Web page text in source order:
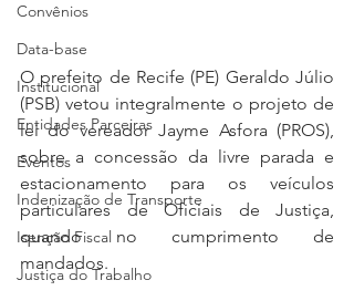
Convênios
Data-base
Institucional
Entidades Parceiras
Eventos
Indenização de Transporte
Isenção Fiscal
Justiça do Trabalho
O prefeito de Recife (PE) Geraldo Júlio
(PSB) vetou integralmente o projeto de
lei do vereador Jayme Asfora (PROS),
sobre a concessão da livre parada e
estacionamento para os veículos
particulares de Oficiais de Justiça,
quando no cumprimento de
mandados.